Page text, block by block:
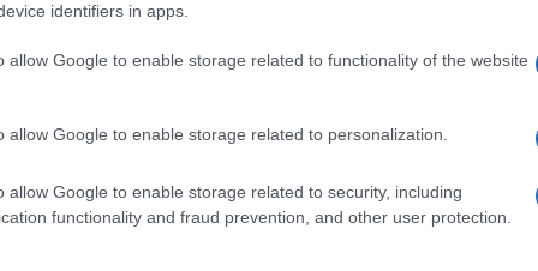
identifiers in apps.
allow Google to enable storage related to functionality of the website
allow Google to enable storage related to personalization.
allow Google to enable storage related to security, including
functionality and fraud prevention, and other user protection.
i objasnio zašto nisu dobre, dr Filgud je otkrio
pomoć kojeg svako može da skine tri do pet
je umjerenost i fizička aktivnost. Mi se ne
tri do pet kilograma za mjesec dana, to je